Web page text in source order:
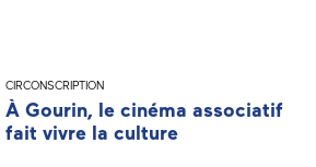
CIRCONSCRIPTION
À Gourin, le cinéma associatif
fait vivre la culture